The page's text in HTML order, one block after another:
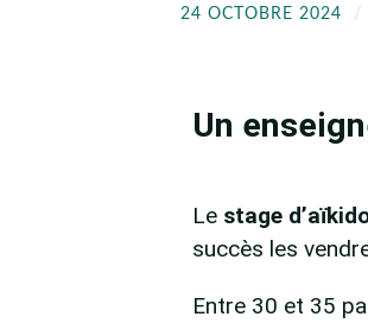
24 OCTOBRE 2024 /
Un
Le stage
succès les
Entre 30 et 35